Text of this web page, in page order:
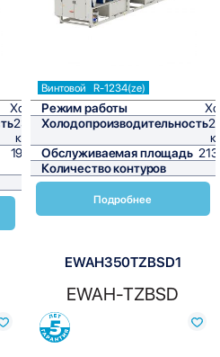
Холод
235,4
кВт/ч
1961,7
м²
1
Винтовой R-1234(ze)
Режим работы
Холодопроизводительность
Обслуживаемая площадь
Количество контуров
Подробнее
EWAH350TZBSD1
EWAH-TZBSD